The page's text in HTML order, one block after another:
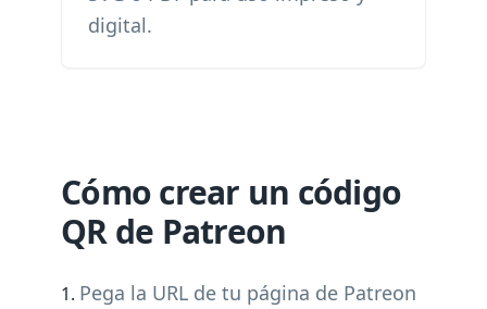
digital.
Cómo crear un código
QR de Patreon
Pega la URL de tu página de Patreon